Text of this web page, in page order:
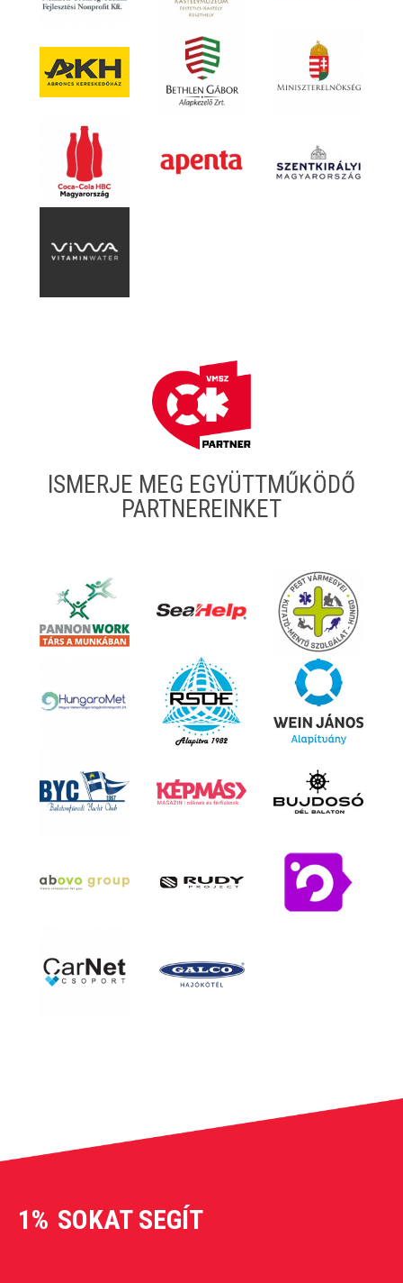
ISMERJE MEG EGYÜTTMŰKÖDŐ
PARTNEREINKET
1% SOKAT SEGÍT